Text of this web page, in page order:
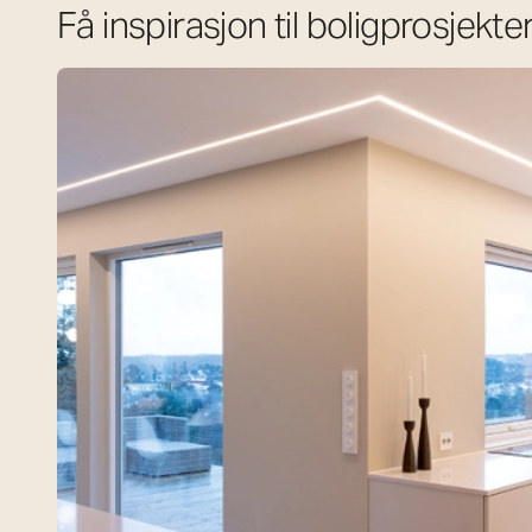
Få inspirasjon til